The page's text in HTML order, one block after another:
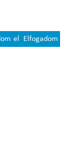
el Elfogadom